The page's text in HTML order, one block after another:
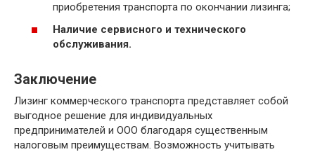
приобретения транспорта по окончании лизинга;
Наличие сервисного и технического
обслуживания.
Заключение
Лизинг коммерческого транспорта представляет собой
выгодное решение для индивидуальных
предпринимателей и ООО благодаря существенным
налоговым преимуществам. Возможность учитывать